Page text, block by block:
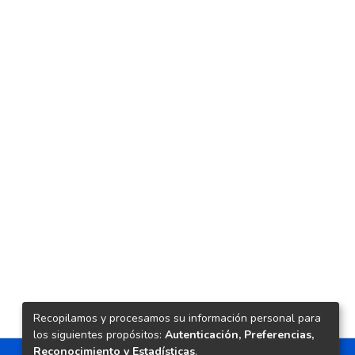
Recopilamos y procesamos su información personal para
los siguientes propósitos: Autenticación, Preferencias,
Reconocimiento y Estadísticas.